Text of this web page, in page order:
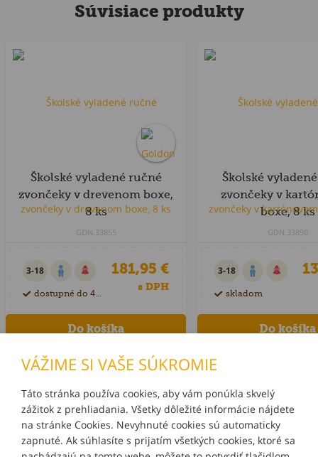
Súvisiace produkty
Školské vyladené ručné
zvončeky v drevenom boxe,
8 ks
GDN.33855
3-18
dostupné do 40 dní
181,95 €
s DPH
Školské
zvončeky v
boxe, 8 ks
GDN.33850
3-18
skladom
INFORMÁCIE
MÔJ ÚČET
VÁŽIME SI VAŠE SÚKROMIE
Táto stránka používa cookies, aby vám ponúkla skvelý
zážitok z prehliadania. Všetky dôležité informácie nájdete
na stránke Cookies. Nevyhnuté cookies sú automaticky
zapnuté. Ak súhlasíte s prijatím všetkých cookies, ktoré sa